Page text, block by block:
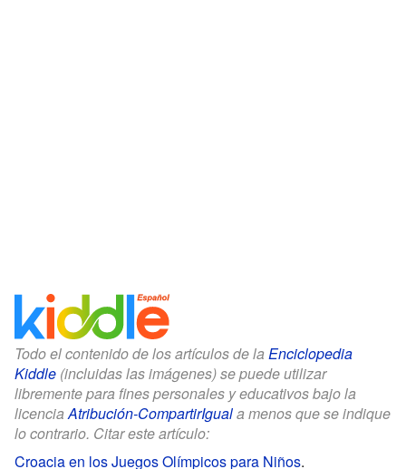
Todo el contenido de los artículos de la Enciclopedia
Kiddle (incluidas las imágenes) se puede utilizar
libremente para fines personales y educativos bajo la
licenciaAtribución-CompartirIguala menos que se indique
lo contrario. Citar este artículo:
Croacia en los Juegos Olímpicos para Niños.